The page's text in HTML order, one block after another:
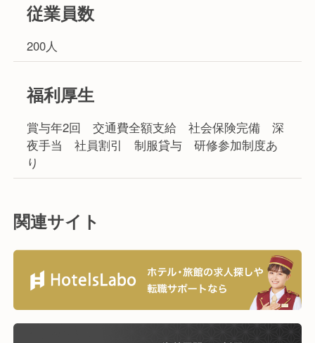
従業員数
200人
福利厚生
賞与年2回 交通費全額支給 社会保険完備 深
夜手当 社員割引 制服貸与 研修参加制度あ
り
関連サイト